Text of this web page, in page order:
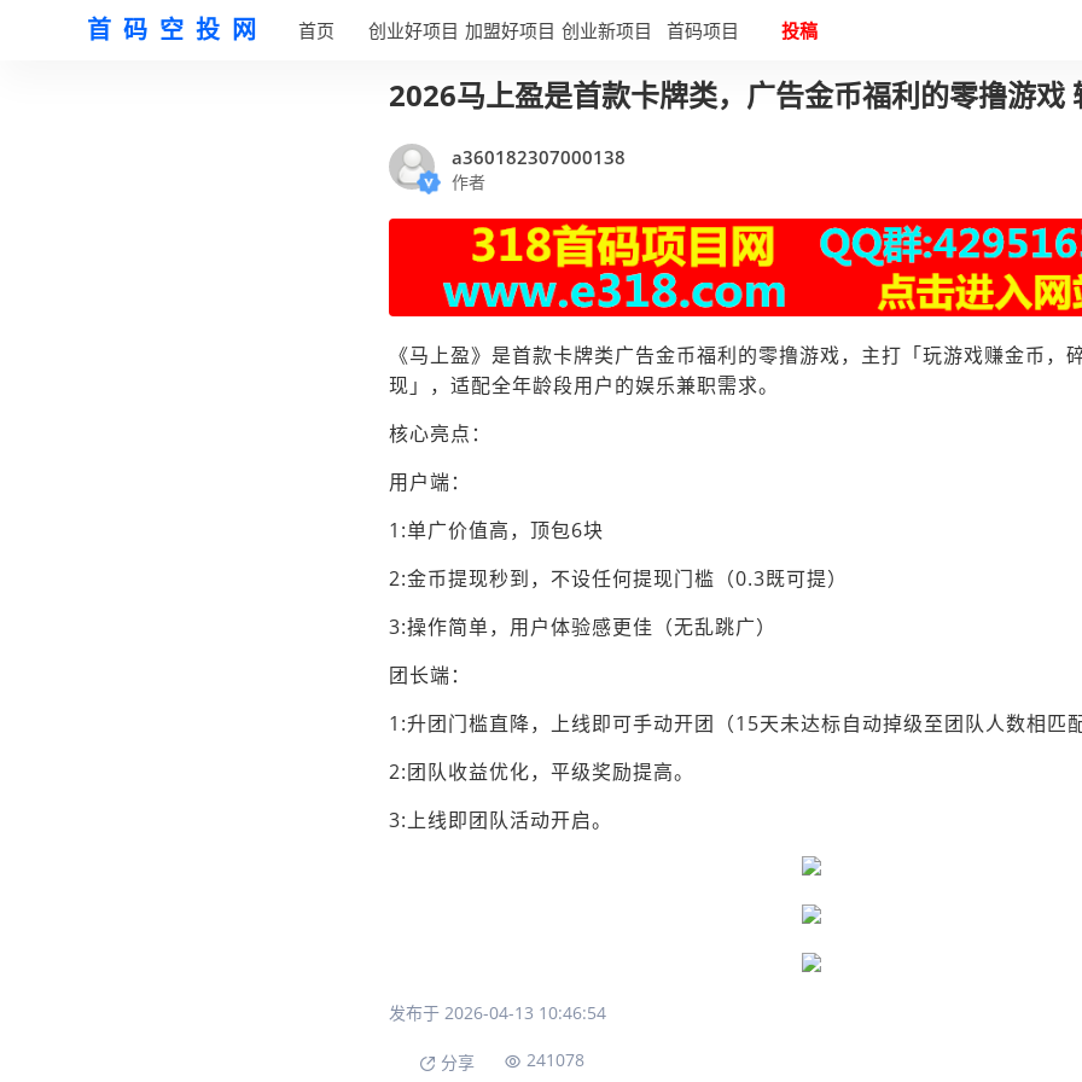
首码空投网 首页 创业好项目 加盟好项目 创业新项目 首码项目 投稿
2026马上盈是首款卡牌类，广告金币福利的零撸游戏
a360182307000138
作者
《马上盈》是首款卡牌类广告金币福利的零撸游戏，主打「玩游戏赚金币，
现」，适配全年龄段用户的娱乐兼职需求。
核心亮点：
用户端：
1:单广价值高，顶包6块
2:金币提现秒到，不设任何提现门槛（0.3既可提）
3:操作简单，用户体验感更佳（无乱跳广）
团长端：
1:升团门槛直降，上线即可手动开团（15天未达标自动掉级至团队人数相匹
2:团队收益优化，平级奖励提高。
3:上线即团队活动开启。
发布于 2026-04-13 10:46:54
分享 241078